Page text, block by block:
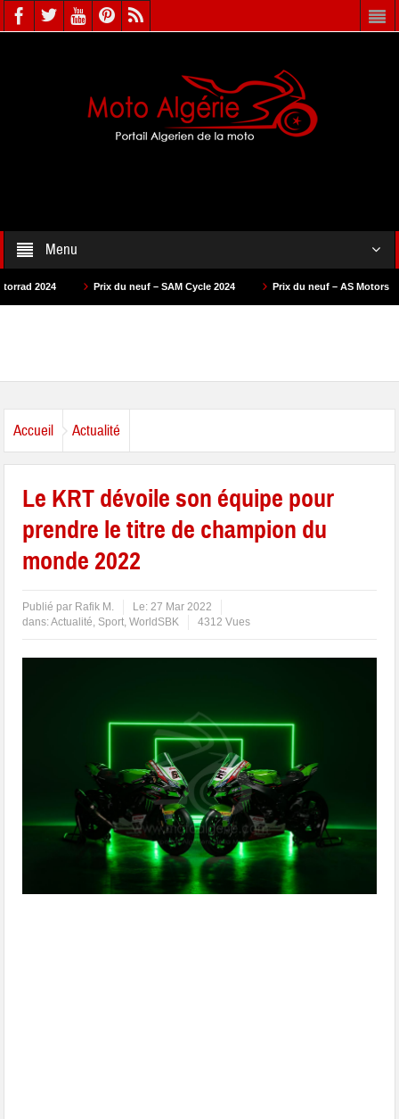
Menu
Prix du neuf – SAM Cycle 2024 Prix du neuf – AS Motors 2024 Prix du
Accueil Actualité
Le KRT dévoile son équipe pour
prendre le titre de champion du
monde 2022
Publié par Rafik M. Le:27 Mar 2022
dans:Actualité, Sport,WorldSBK 4312 Vues